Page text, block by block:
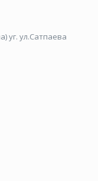
уг. ул.Сатпаева